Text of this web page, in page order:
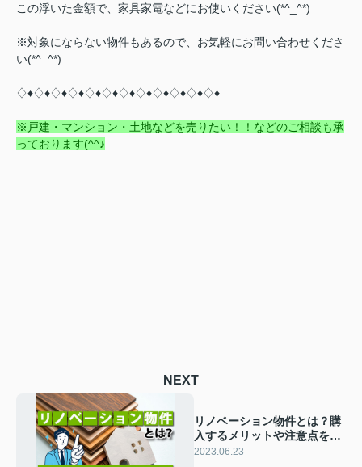
この浮いた金額で、家具家電などにお使いください(*^_^*)
※対象にならない物件もあるので、お気軽にお問い合わせくださ
い(*^_^*)
♢♦♢♦♢♦♢♦♢♦♢♦♢♦♢♦♢♦♢♦♢♦♢♦
※戸建・マンション・土地などを売りたい！！などのご相談も承
っております(^^♪
NEXT
リノベーション物件とは？購
入するメリットや注意点をご
紹介！
2023.06.23